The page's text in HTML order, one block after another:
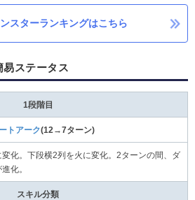
スターランキングはこちら
ステータス
1段階目
トアーク(12→7ターン)
化。下段横2列を火に変化。2ターンの間、ダ
化。
スキル分類